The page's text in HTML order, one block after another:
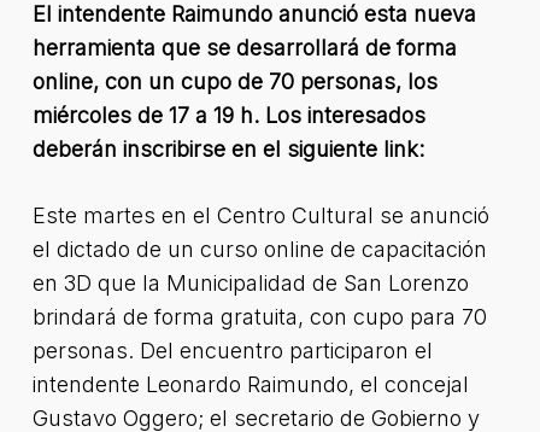
El intendente Raimundo anunció esta nueva
herramienta que se desarrollará de forma
online, con un cupo de 70 personas, los
miércoles de 17 a 19 h. Los interesados
deberán inscribirse en el siguiente link:
Este martes en el Centro Cultural se anunció
el dictado de un curso online de capacitación
en 3D que la Municipalidad de San Lorenzo
brindará de forma gratuita, con cupo para 70
personas. Del encuentro participaron el
intendente Leonardo Raimundo, el concejal
Gustavo Oggero; el secretario de Gobierno y